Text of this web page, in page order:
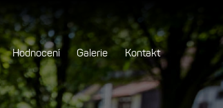
Hodnocení Galerie Kontakt